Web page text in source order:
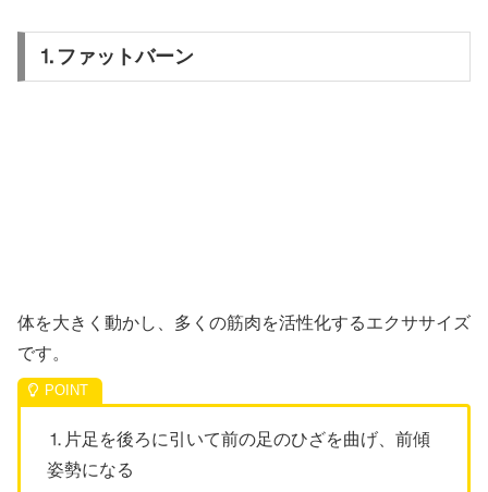
⒈ファットバーン
体を大きく動かし、多くの筋肉を活性化するエクササイズ
です。
⒈片足を後ろに引いて前の足のひざを曲げ、前傾
姿勢になる